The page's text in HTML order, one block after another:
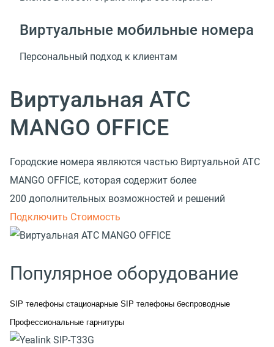
Виртуальные мобильные номера
Персональный подход к клиентам
Виртуальная АТС
MANGO OFFICE
Городские номера являются частью Виртуальной АТС
MANGO OFFICE, которая содержит более
200 дополнительных возможностей и решений
Подключить Стоимость
Популярное оборудование
SIP телефоны стационарные SIP телефоны беспроводные
Профессиональные гарнитуры